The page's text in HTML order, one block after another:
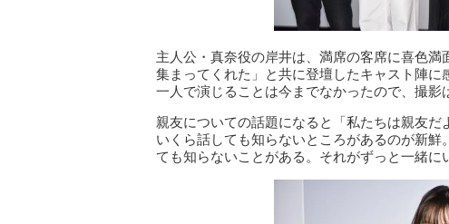
主人公・真奈役の岸井は、満席の客席に喜色
集まってくれた」と共に登壇したキャスト陣
一人で演じることは今までなかったので、撮影
親友についての話題になると「私たちは親友だ
いくら話しても知らないところがあるのが新
ても知らないことがある。それがずっと一緒に